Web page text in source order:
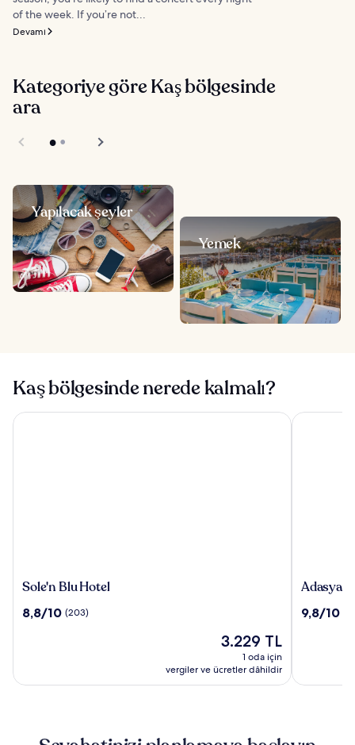
of the week. If you’re not...
Devamı
Kategoriye göre Kaş bölgesinde
ara
Yapılacak şeyler
Yemek
Kaş bölgesinde nerede kalmalı?
Sole'n
Hotel
Sole'n Blu Hotel
10
8,8/10 (203)
Güncel
fiyat:
3.229 TL
3.229 TL
1 oda için
vergiler ve ücretler dâhildir
Sole'n Blu Hotel
Adasya
Adasya
10
9,8/10
Adasya